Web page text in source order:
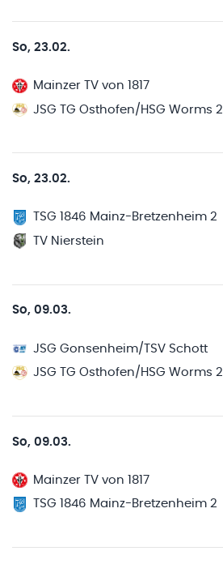
So, 23.02.
Mainzer TV von 1817
JSG TG Osthofen/HSG Worms 2
So, 23.02.
TSG 1846 Mainz-Bretzenheim 2
TV Nierstein
So, 09.03.
JSG Gonsenheim/TSV Schott
JSG TG Osthofen/HSG Worms 2
So, 09.03.
Mainzer TV von 1817
TSG 1846 Mainz-Bretzenheim 2